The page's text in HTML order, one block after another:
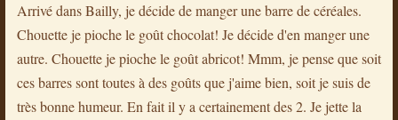
Arrivé dans Bailly, je décide de manger une barre de céréales.
Chouette je pioche le goût chocolat! Je décide d'en manger une
autre. Chouette je pioche le goût abricot! Mmm, je pense que soit
ces barres sont toutes à des goûts que j'aime bien, soit je suis de
très bonne humeur. En fait il y a certainement des 2. Je jette la